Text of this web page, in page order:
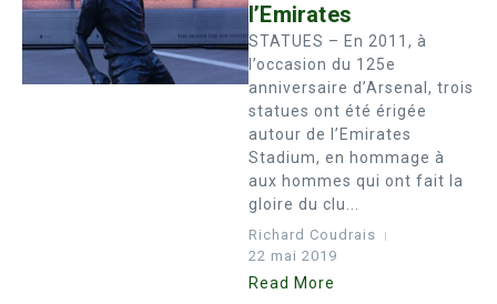
l’Emirates
STATUES – En 2011, à
l’occasion du 125e
anniversaire d’Arsenal, trois
statues ont été érigée
autour de l’Emirates
Stadium, en hommage à
aux hommes qui ont fait la
gloire du clu...
Richard Coudrais
22 mai 2019
Read More